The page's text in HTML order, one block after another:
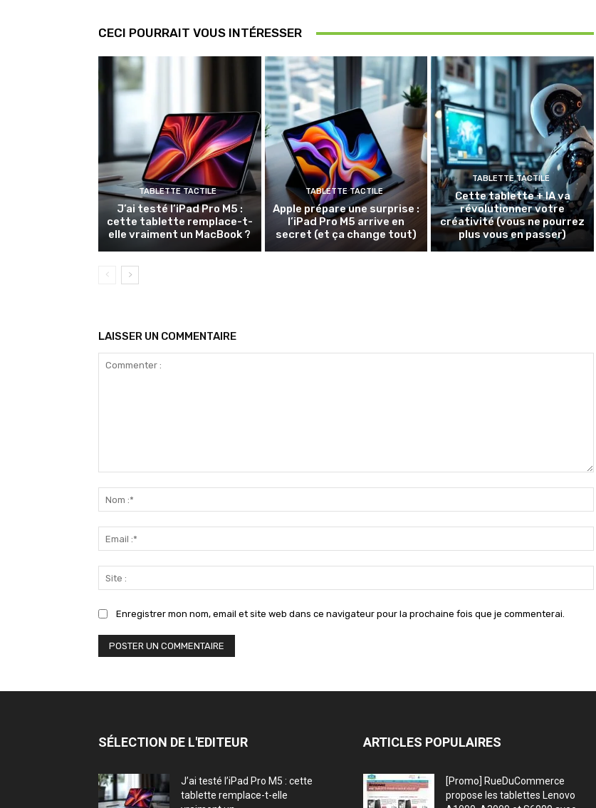
CECI POURRAIT VOUS INTÉRESSER
TABLETTE TACTILE
J’ai testé l’iPad Pro M5 :
cette tablette remplace-t-
elle vraiment un MacBook ?
TABLETTE TACTILE
Apple prépare une surprise :
l’iPad Pro M5 arrive en
secret (et ça change tout)
TABLETTE TACTILE
Cette tablette + IA va
révolutionner votre
créativité (vous ne pourrez
plus vous en passer)
LAISSER UN COMMENTAIRE
:*
:*
:
Enregistrer mon nom, email et site web dans ce navigateur pour la prochaine fois que je commenterai.
SÉLECTION DE L'EDITEUR
J’ai testé l’iPad Pro M5 : cette
tablette remplace-t-elle
ARTICLES POPULAIRES
[Promo] RueDuCommerce
propose les tablettes Lenovo